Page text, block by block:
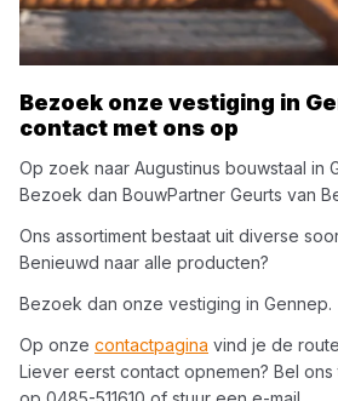
Bezoek onze vestiging in
contact met ons op
Op zoek naar Augustinus bouwstaal in
Bezoek dan BouwPartner Geurts van
Ons assortiment bestaat uit diverse
Benieuwd naar alle producten?
Bezoek dan onze vestiging in Gennep.
Op onze contactpagina vind je de
Liever eerst contact opnemen? Bel